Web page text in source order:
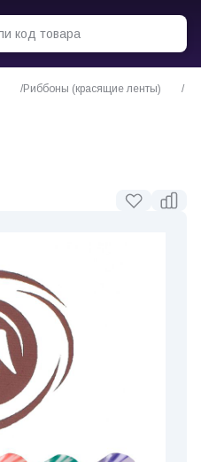
Риббоны (красящие ленты)